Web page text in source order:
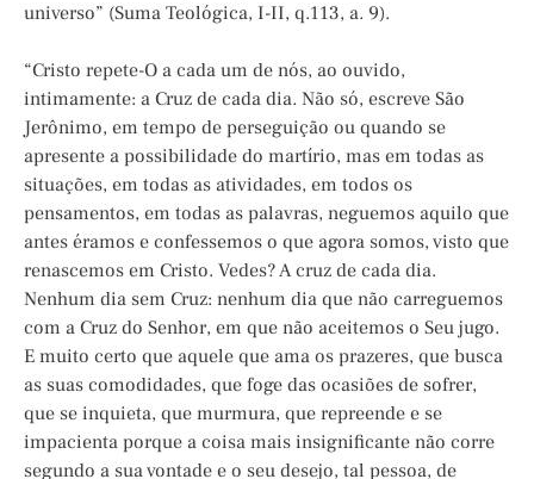
universo” (Suma Teológica, I-II, q.113, a. 9).
“Cristo repete-O a cada um de nós, ao ouvido,
intimamente: a Cruz de cada dia. Não só, escreve São
Jerônimo, em tempo de perseguição ou quando se
apresente a possibilidade do martírio, mas em todas as
situações, em todas as atividades, em todos os
pensamentos, em todas as palavras, neguemos aquilo que
antes éramos e confessemos o que agora somos, visto que
renascemos em Cristo. Vedes? A cruz de cada dia.
Nenhum dia sem Cruz: nenhum dia que não carreguemos
com a Cruz do Senhor, em que não aceitemos o Seu jugo.
E muito certo que aquele que ama os prazeres, que busca
as suas comodidades, que foge das ocasiões de sofrer,
que se inquieta, que murmura, que repreende e se
impacienta porque a coisa mais insignificante não corre
segundo a sua vontade e o seu desejo, tal pessoa, de